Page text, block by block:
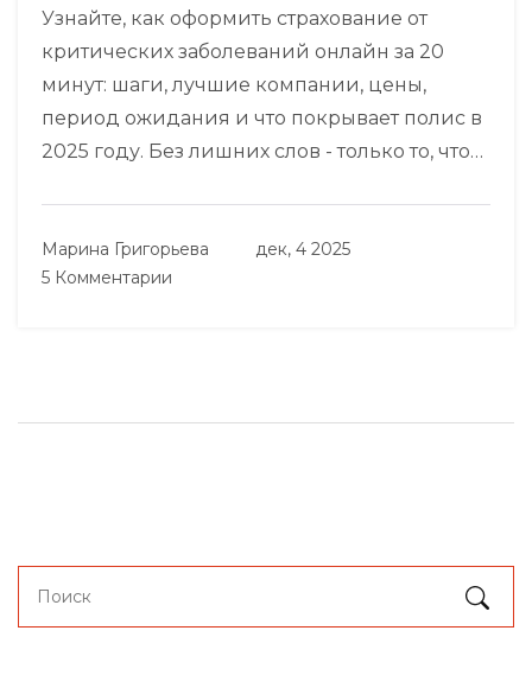
Узнайте, как оформить страхование от
критических заболеваний онлайн за 20
минут: шаги, лучшие компании, цены,
период ожидания и что покрывает полис в
2025 году. Без лишних слов - только то, что
Марина Григорьева
дек, 4 2025
5 Комментарии